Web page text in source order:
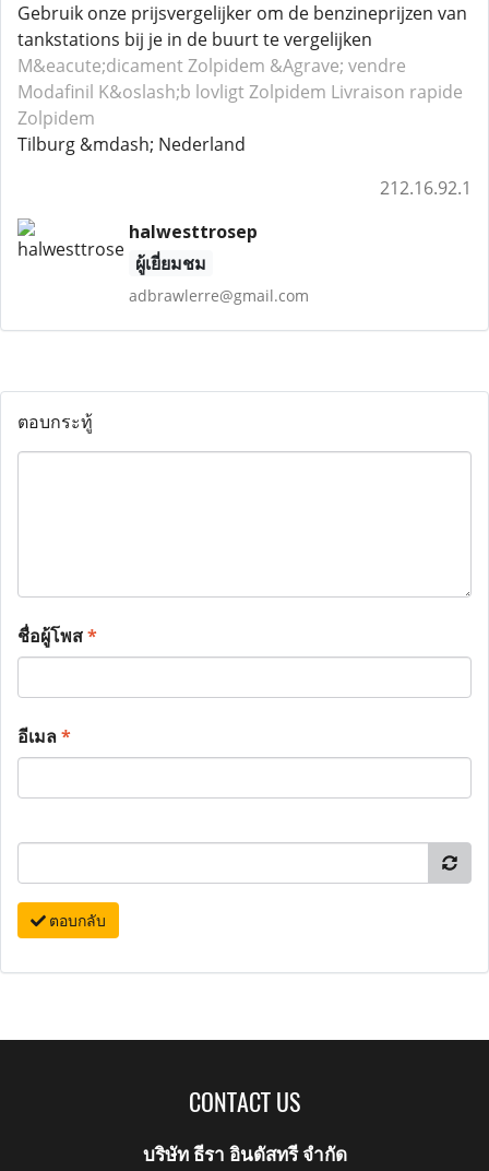
Gebruik onze prijsvergelijker om de benzineprijzen van
tankstations bij je in de buurt te vergelijken
M&eacute;dicament Zolpidem &Agrave; vendre
Modafinil K&oslash;b lovligt Zolpidem Livraison rapide
Zolpidem
Tilburg &mdash; Nederland
212.16.92.1
halwesttrosep
ผู้เยี่ยมชม
adbrawlerre@gmail.com
ตอบกระทู้
ชื่อผู้โพส*
อีเมล*
ตอบกลับ
CONTACT US
บริษัท ธีรา อินดัสทรี จำกัด